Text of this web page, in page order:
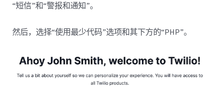
“短信”和“警报和通知”。
然后，选择“使用最少代码”选项和其下方的“PHP”。